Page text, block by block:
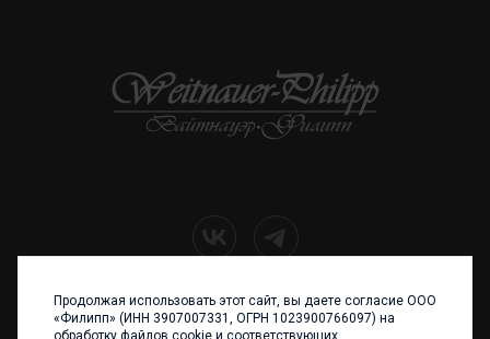
+7 (4012) 960 898
Продолжая использовать этот сайт, вы даете согласие ООО
«Филипп» (ИНН 3907007331, ОГРН 1023900766097) на
обработку файлов cookie и соответствующих